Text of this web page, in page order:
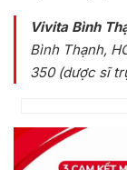
Vivita Bình
Bình Thạnh,
350 (dược sĩ